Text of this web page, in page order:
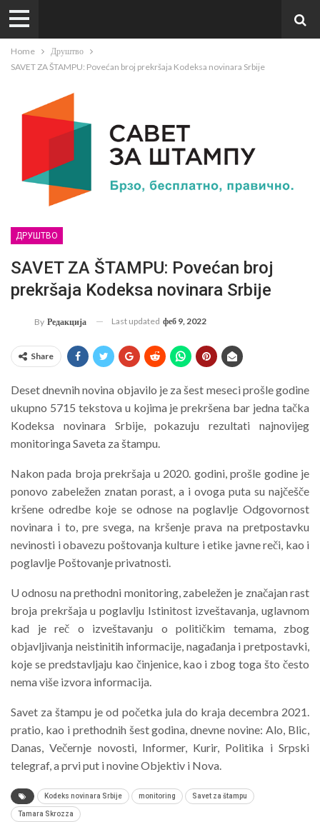
Home
Друштво
SAVET ZA ŠTAMPU: Povećan broj prekršaja Kodeksa novinara Srbije
ДРУШТВО
SAVET ZA ŠTAMPU: Povećan broj
prekršaja Kodeksa novinara Srbije
By Редакција Last updated феб 9, 2022
Share
Deset dnevnih novina objavilo je za šest meseci prošle godine
ukupno 5715 tekstova u kojima je prekršena bar jedna tačka
Kodeksa novinara Srbije, pokazuju rezultati najnovijeg
monitoringa Saveta za štampu.
Nakon pada broja prekršaja u 2020. godini, prošle godine je
ponovo zabeležen znatan porast, a i ovoga puta su najčešče
kršene odredbe koje se odnose na poglavlje Odgovornost
novinara i to, pre svega, na kršenje prava na pretpostavku
nevinosti i obavezu poštovanja kulture i etike javne reči, kao i
poglavlje Poštovanje privatnosti.
U odnosu na prethodni monitoring, zabeležen je značajan rast
broja prekršaja u poglavlju Istinitost izveštavanja, uglavnom
kad je reč o izveštavanju o političkim temama, zbog
objavljivanja neistinitih informacije, nagađanja i pretpostavki,
koje se predstavljaju kao činjenice, kao i zbog toga što često
nema više izvora informacija.
Savet za štampu je od početka jula do kraja decembra 2021.
pratio, kao i prethodnih šest godina, dnevne novine: Alo, Blic,
Danas, Večernje novosti, Informer, Kurir, Politika i Srpski
telegraf, a prvi put i novine Objektiv i Nova.
Kodeks novinara Srbije monitoring Savet za štampu
Tamara Skrozza